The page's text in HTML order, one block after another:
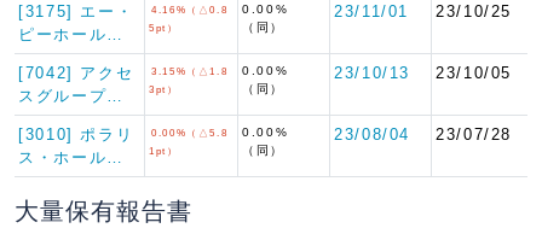
[3175] エー・
ピーホール…
4.16%（△0.8
5pt）
0.00%
（同）
23/11/01 23/10/25
[7042] アクセ
スグループ…
3.15%（△1.8
3pt）
0.00%
（同）
23/10/13 23/10/05
[3010] ポラリ
ス・ホール…
0.00%（△5.8
1pt）
0.00%
（同）
23/08/04 23/07/28
大量保有報告書